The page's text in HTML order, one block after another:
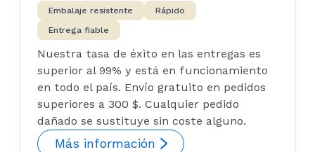
Embalaje resistente
Rápido
Entrega fiable
Nuestra tasa de éxito en las entregas es
superior al 99% y está en funcionamiento
en todo el país. Envío gratuito en pedidos
superiores a 300 $. Cualquier pedido
dañado se sustituye sin coste alguno.
Más información